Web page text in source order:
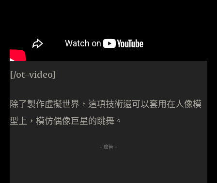
[/ot-video]
除了製作虛擬世界，這項技術還可以套用在人像模
型上，模仿偶像巨星的跳舞。
- 廣告 -